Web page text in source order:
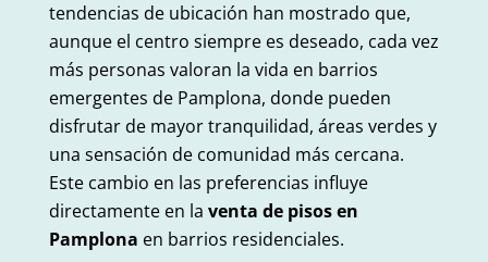
tendencias de ubicación han mostrado que,
aunque el centro siempre es deseado, cada vez
más personas valoran la vida en barrios
emergentes de Pamplona, ​​donde pueden
disfrutar de mayor tranquilidad, áreas verdes y
una sensación de comunidad más cercana.
Este cambio en las preferencias influye
directamente en la venta de pisos en
Pamplona en barrios residenciales.